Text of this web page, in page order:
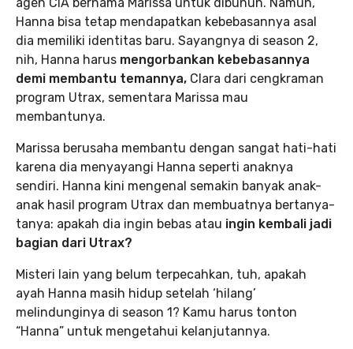
Hanna bisa tetap mendapatkan kebebasannya asal
dia memiliki identitas baru. Sayangnya di season 2,
nih, Hanna harus mengorbankan kebebasannya
demi membantu temannya, Clara dari cengkraman
program Utrax, sementara Marissa mau
membantunya.
Marissa berusaha membantu dengan sangat hati-hati
karena dia menyayangi Hanna seperti anaknya
sendiri. Hanna kini mengenal semakin banyak anak-
anak hasil program Utrax dan membuatnya bertanya-
tanya: apakah dia ingin bebas atau ingin kembali jadi
bagian dari Utrax?
Misteri lain yang belum terpecahkan, tuh, apakah
ayah Hanna masih hidup setelah ‘hilang’
melindunginya di season 1? Kamu harus tonton
“Hanna” untuk mengetahui kelanjutannya.